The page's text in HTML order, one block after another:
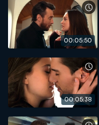
00:05:50
00:05:38